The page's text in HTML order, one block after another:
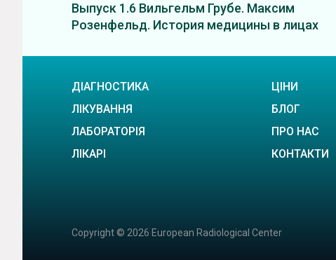
Выпуск 1.6 Вильгельм Грубе. Максим
Розенфельд. История медицины в лицах
ДІАГНОСТИКА
ЛІКУВАННЯ
ЛАБОРАТОРІЯ
ЛІКАРІ
ЦІНИ
БЛОГ
ПРО НАС
КОНТАКТИ
Copyright © 2026 European Radiological Center